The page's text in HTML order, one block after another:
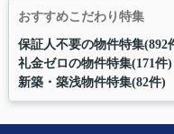
おすすめこだわり特集
保証人不要の物件特集(892
礼金ゼロの物件特集(171件)
新築・築浅物件特集(82件)